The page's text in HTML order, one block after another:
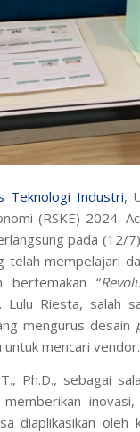
Teknologi Industri,
(RSKE) 2024.
pada (12/
telah mempelajari
bertemakan “
Riesta, salah
mengurus desain
mencari vendor.
Ph.D., sebagai
diaplikasikan